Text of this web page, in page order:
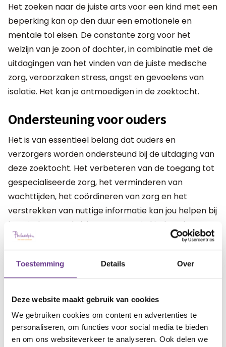
Toestemming Details Over
Deze website maakt gebruik van cookies
We gebruiken cookies om content en advertenties te
personaliseren, om functies voor social media te bieden
en om ons websiteverkeer te analyseren. Ook delen we
Het zoeken naar de juiste arts voor een kind met een
beperking kan op den duur een emotionele en
mentale tol eisen. De constante zorg voor het
welzijn van je zoon of dochter, in combinatie met de
uitdagingen van het vinden van de juiste medische
zorg, veroorzaken stress, angst en gevoelens van
isolatie. Het kan je ontmoedigen in de zoektocht.
Ondersteuning voor ouders
Het is van essentieel belang dat ouders en
verzorgers worden ondersteund bij de uitdaging van
deze zoektocht. Het verbeteren van de toegang tot
gespecialiseerde zorg, het verminderen van
wachttijden, het coördineren van zorg en het
verstrekken van nuttige informatie kan jou helpen bij
het vinden van de juiste arts voor je kind en de
kwaliteit van de zorg verbeteren.
Ter ondersteuning heeft de Vereniging
Gehandicaptenzorg Nederland (VGN
), in
afstemming met de Nederlandse Vereniging van
), een interactieve kaart ontwikkeld. Daarop staan
poliklinieken in Nederland waar je terecht kunt voor